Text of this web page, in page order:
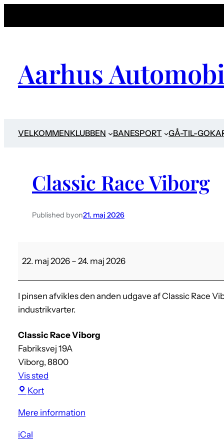
Aarhus
VELKOMMENKLUBBEN BANESPORT GÅ-TIL-
Classic Race Viborg
Published byon21. maj 2026
s
i
c
R
a
c
e
V
i
o
22. maj 2026 – 24. maj 2026
I pinsen afvikles den anden udgave af Classic Race
industrikvarter.
Classic Race Viborg
Fabriksvej 19A
Viborg, 8800
Vis sted
KortC
a
Mere information
iCal